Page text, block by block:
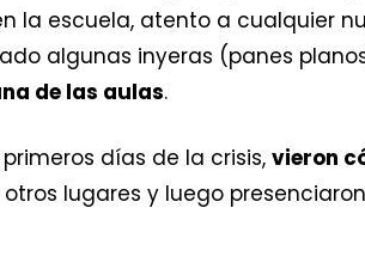
la escuela, atento a cualquier
algunas inyeras (panes
de las aulas.
días de la crisis, vieron
lugares y luego